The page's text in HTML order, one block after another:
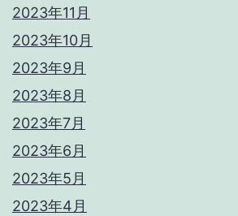
2023年11月
2023年10月
2023年9月
2023年8月
2023年7月
2023年6月
2023年5月
2023年4月